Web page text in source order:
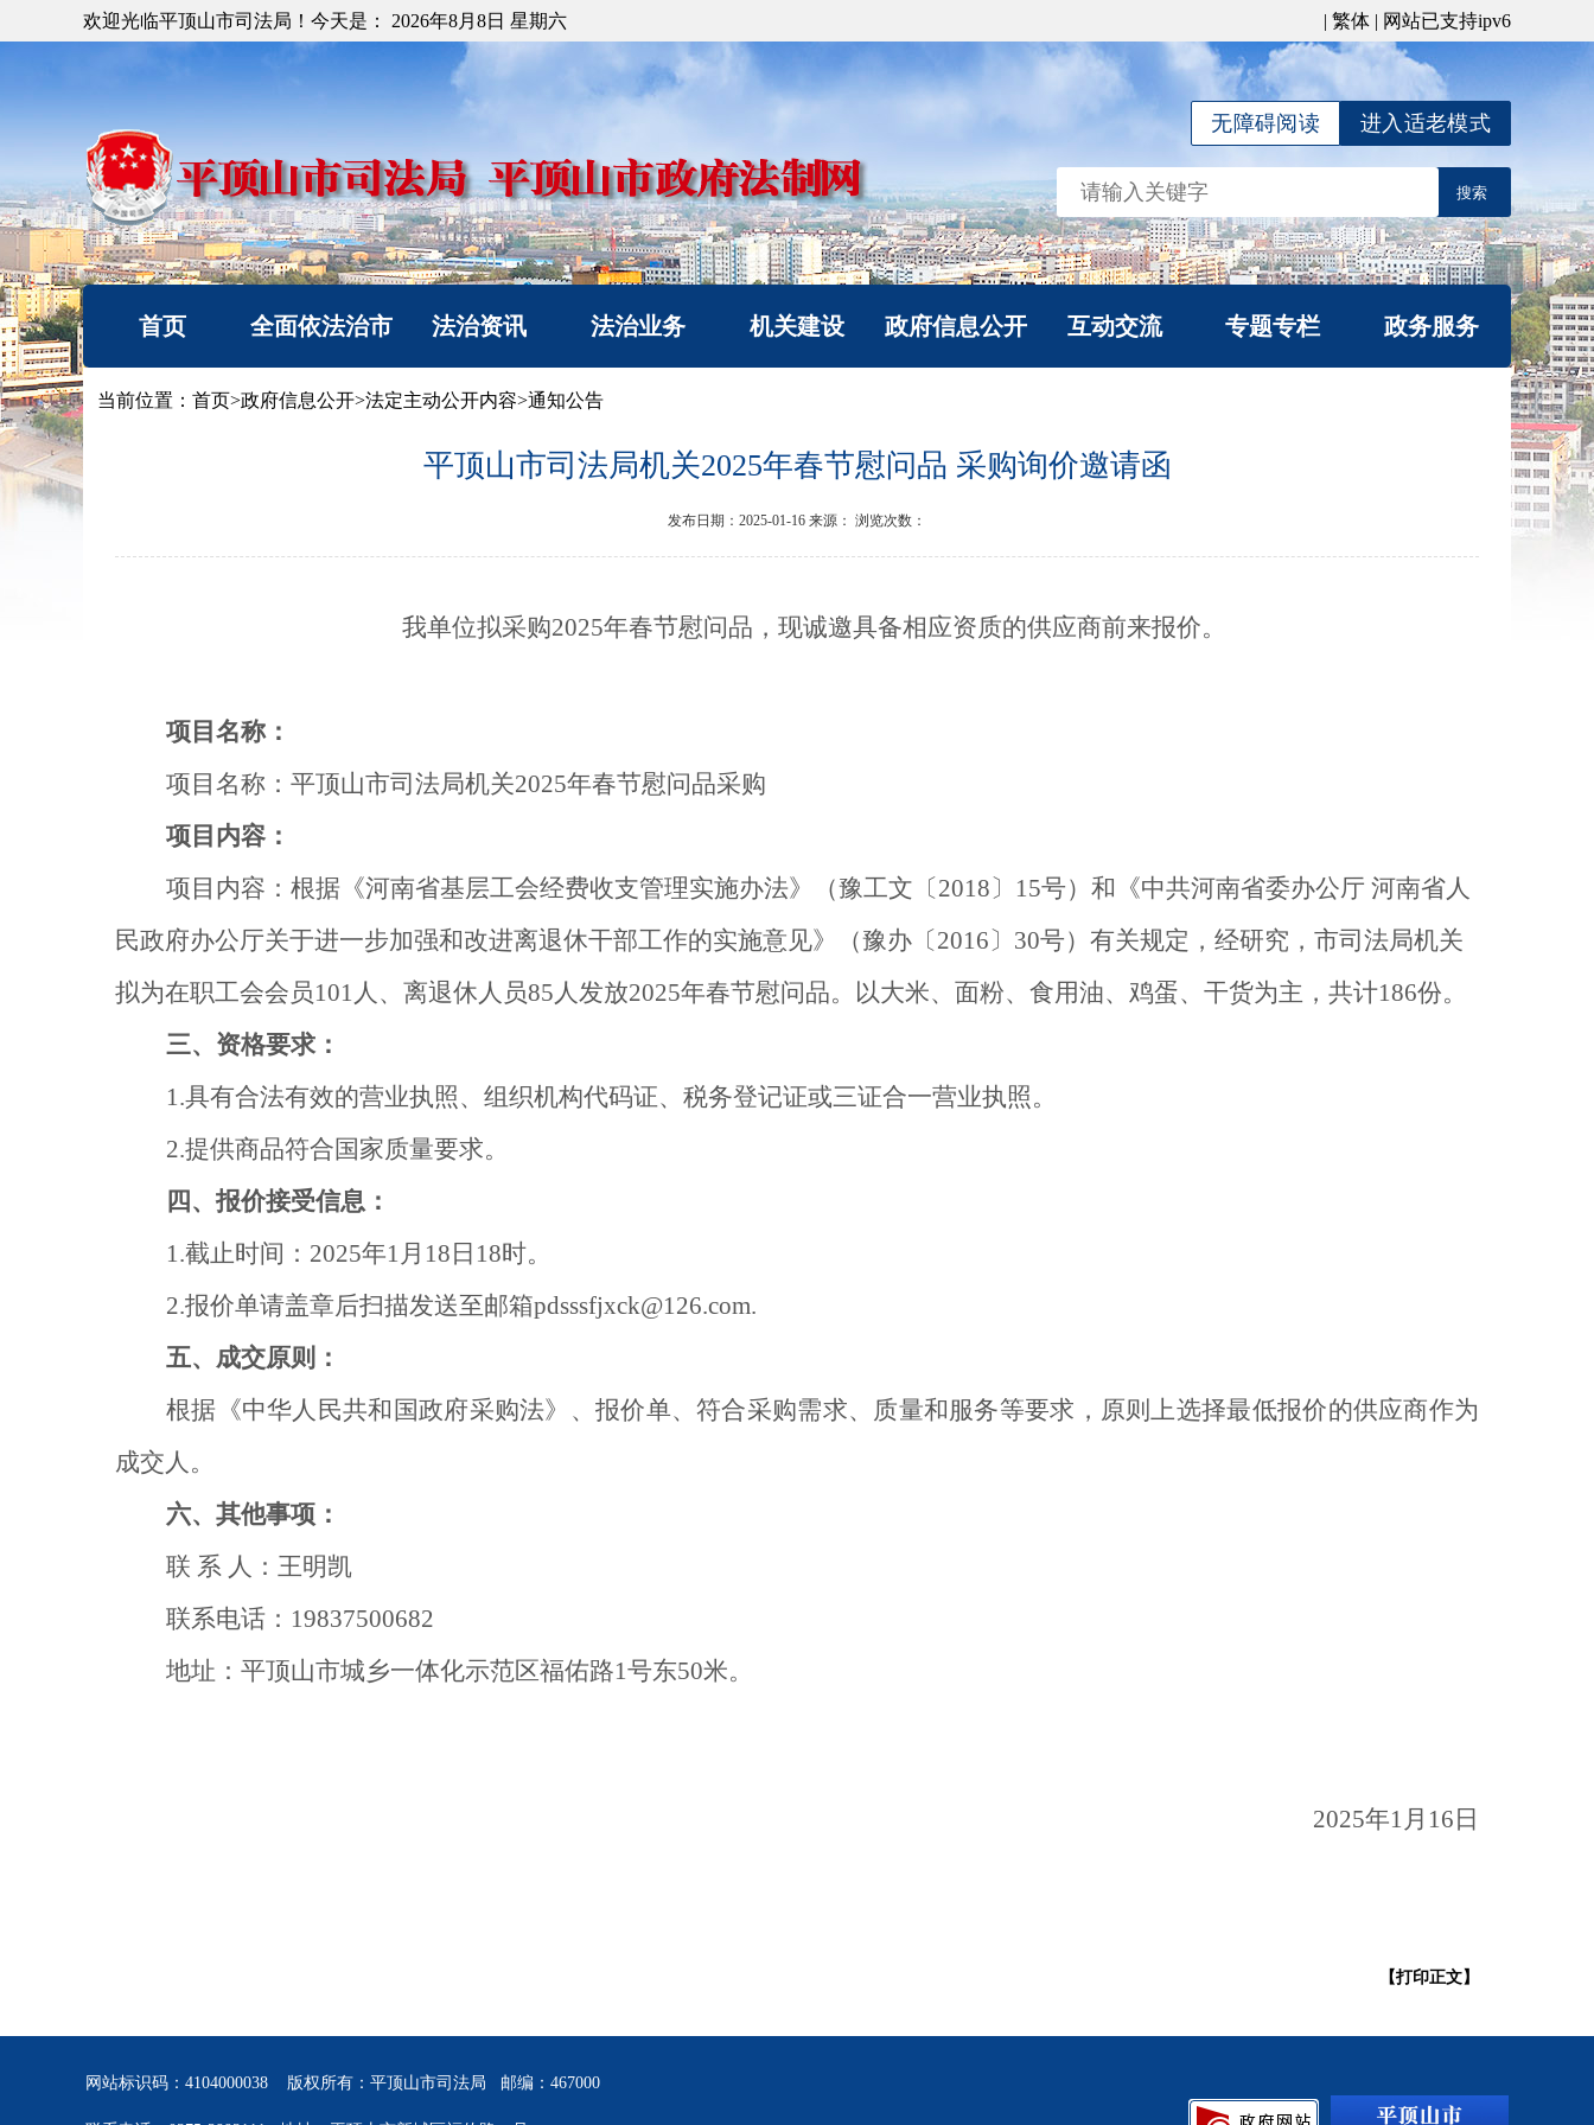
欢迎光临平顶山市司法局！今天是： 2026年8月8日 星期六 | 繁体 | 网站已支持ipv6
进入适老模式
无障碍阅读
首页 全面依法治市
机构简介
法治资讯
法治要闻
以案释法
法治业务
法治政府建设
人民调解
党政机关法律顾问
社区矫正
机关建设
典型风采
政府信息公开
政府信息公开年度报
互动交流
我要咨询
专题专栏 政务服务
当前位置： 首页>政府信息公开>法定主动公开内容>通知公告
平顶山市司法局机关2025年春节慰问品 采购询价邀请函
发布日期：2025-01-16 来源： 浏览次数：
我单位拟采购2025年春节慰问品，现诚邀具备相应资质的供应商前来报价。
项目名称：
项目名称： 平顶山市司法局机关2025年春节慰问品采购
项目 内容：
项目 内容： 根据《河南省基层工会经费收支管理实施办法》（豫工文〔2018〕15号）和《中共河南省委办公厅 河南省人
民政府办公厅关于进一步加强和改进离退休干部工作的实施意见》（豫办〔2016〕30号）有关规定，经研究，市司法局机关
拟为在职工会会员101 人、离退休人员85人发放2025年春节慰问品。以大米、面粉、食用油、鸡蛋、干货为主，共计186份。
三、资格要求：
1.具有合法有效的营业执照、组织机构代码证、税务登记证或三证合一营业执照。
2.提供商品符合国家质量要求。
四、报价接受信息：
1.截止时间： 2025年1月18日18时。
2.报价单请盖章后扫描发送至邮箱pdsssfjxck@126.com.
五、成交原则：
根据《中华人民共和国政府采购法》、报价单、符合采购需求、质量和服务等要求，原则上选择最低报价的供应商作为
成交人。
六、其他事项：
联 系 人： 王明凯
联系电话： 19837500682
地址： 平顶山市城乡一体化示范区福佑路1号东50米。
2025年1月16日
【打印正文】
网站标识码：4104000038 版权所有：平顶山市司法局 邮编：467000